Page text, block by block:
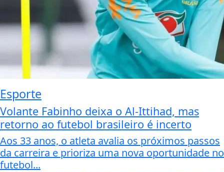
Esporte
Volante Fabinho deixa o Al-Ittihad, mas
retorno ao futebol brasileiro é incerto
Aos 33 anos, o atleta avalia os próximos passos
da carreira e prioriza uma nova oportunidade no
futebol...